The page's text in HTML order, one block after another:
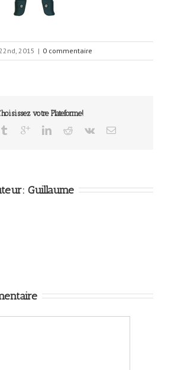
2015 | 0 commentaire
votre Plateforme!
Guillaume